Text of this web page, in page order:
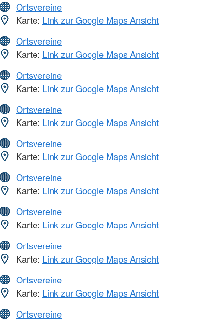
Ortsvereine
Karte: Link zur Google Maps Ansicht
Ortsvereine
Karte: Link zur Google Maps Ansicht
Ortsvereine
Karte: Link zur Google Maps Ansicht
Ortsvereine
Karte: Link zur Google Maps Ansicht
Ortsvereine
Karte: Link zur Google Maps Ansicht
Ortsvereine
Karte: Link zur Google Maps Ansicht
Ortsvereine
Karte: Link zur Google Maps Ansicht
Ortsvereine
Karte: Link zur Google Maps Ansicht
Ortsvereine
Karte: Link zur Google Maps Ansicht
Ortsvereine